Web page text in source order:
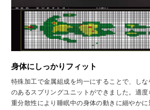
身体にしっかりフィット
特殊加工で金属組成を均一にすることで、しな
のあるスプリングユニットができました。適
重分散性により睡眠中の身体の動きに細やか